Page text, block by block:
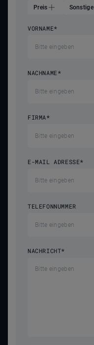
Preis
Sonstige
VORNAME*
NACHNAME*
FIRMA*
E-MAIL ADRESSE*
TELEFONNUMMER
NACHRICHT*